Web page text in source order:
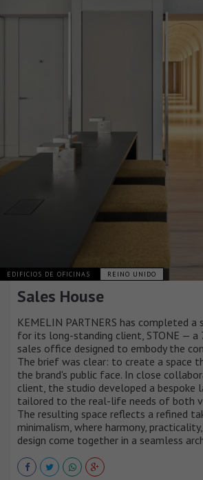
EDIFICIOS DE OFICINAS REINO UNIDO
Sales House
KEMELIN PARTNERS has completed
for its long-standing client, STONE — a
sales office designed to embody the
The brief was clear: to create a space
the brand's public face. In close
client, the studio developed a bespoke
tailored to the real-life needs of both
The resulting space reflects a refined
minimalism, where harmony,
design come together in a seamless